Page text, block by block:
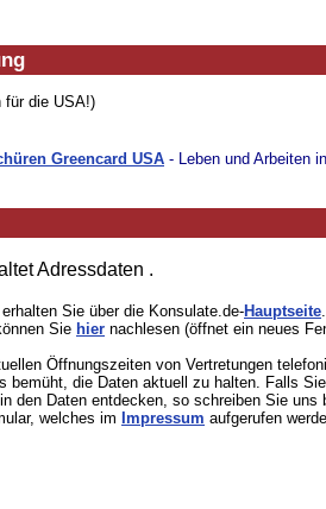
für die USA!)
Greencard USA - Leben und Arbeiten
Adressdaten .
Sie über die Konsulate.de-Hauptseite
Sie hier nachlesen (öffnet ein neues
Öffnungszeiten von Vertretungen
bemüht, die Daten aktuell zu halten. Falls
den Daten entdecken, so schreiben Sie uns
welches im
Impressum aufgerufen